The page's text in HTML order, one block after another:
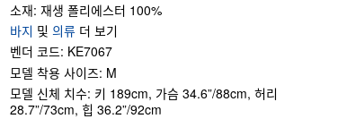
소재: 재생 폴리에스터 100%
바지 및 의류 더 보기
벤더 코드: KE7067
모델 착용 사이즈: M
모델 신체 치수: 키 189cm, 가슴 34.6”/88cm, 허리
28.7”/73cm, 힙 36.2”/92cm